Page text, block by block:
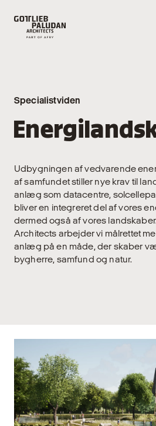
Specialistviden
Udbygningen af vedvarende
af samfundet stiller nye krav til
anlæg som datacentre,
bliver en integreret del af vores
dermed også af vores
Architects arbejder vi målrettet
anlæg på en måde, der skaber
bygherre, samfund og natur.